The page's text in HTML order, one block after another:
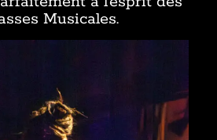
Musicales.